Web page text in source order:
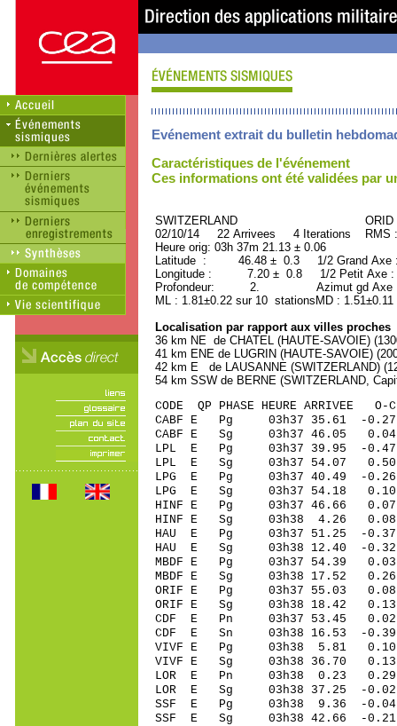
Evénement extrait du bulletin
Caractéristiques de l'événement
Ces informations ont été validées par
SWITZERLAND ORID :
02/10/14 22 Arrivees 4 Iterations RMS
Heure orig: 03h 37m 21.13 ± 0.06
Latitude : 46.48 ± 0.3 1/2 Grand
Longitude : 7.20 ± 0.8 1/2 Petit Axe
Profondeur: 2. Azimut gd Axe :
ML : 1.81±0.22 sur 10 stationsMD :
Localisation par rapport aux villes proches
36 km NE de CHATEL (HAUTE-SAVOIE)
41 km ENE de LUGRIN (HAUTE-SAVOIE)
42 km E de LAUSANNE (SWITZERLAND)
54 km SSW de BERNE (SWITZERLAND,
CODE QP PHASE HEURE
CABF E Pg 03h37 35.61 -
CABF E Sg 03h37 46.05
LPL E Pg 03h37 39.95 -0.47
LPL E Sg 03h37 54.07
LPG E Pg 03h37 40.49 -0.26
LPG E Sg 03h37 54.18
HINF E Pg 03h37 46.66 0.07
HINF E Sg 03h38 4.26
HAU E Pg 03h37 51.25 -0.37
HAU E Sg 03h38 12.40 -
MBDF E Pg 03h37 54.39 0.03
MBDF E Sg 03h38 17.52
ORIF E Pg 03h37 55.03 0.08
ORIF E Sg 03h38 18.42
CDF E Pn 03h37 53.45
CDF E Sn 03h38 16.53 -
VIVF E Pg 03h38 5.81 0.10
VIVF E Sg 03h38 36.70
LOR E Pn 03h38 0.23 0.29
LOR E Sg 03h38 37.25 -
SSF E Pg 03h38 9.36 -0.04
SSF E Sg 03h38 42.66 -